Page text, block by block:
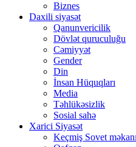
Biznes
Daxili siyasət
Qanunvericilik
Dövlət quruculuğu
Cəmiyyət
Gender
Din
İnsan Hüquqları
Media
Təhlükəsizlik
Sosial sahə
Xarici Siyasət
Keçmiş Sovet məkanı